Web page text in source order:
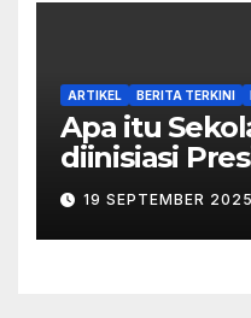
ARTIKEL BERITA TERKINI
Apa itu
diinisiasi
19 SEPTEMBER 2025